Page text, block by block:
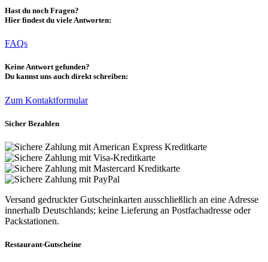
Hast du noch Fragen?
Hier findest du viele Antworten:
FAQs
Keine Antwort gefunden?
Du kannst uns auch direkt schreiben:
Zum Kontaktformular
Sicher Bezahlen
Versand gedruckter Gutscheinkarten ausschließlich an eine Adresse
innerhalb Deutschlands; keine Lieferung an Postfachadresse oder
Packstationen.
Restaurant-Gutscheine